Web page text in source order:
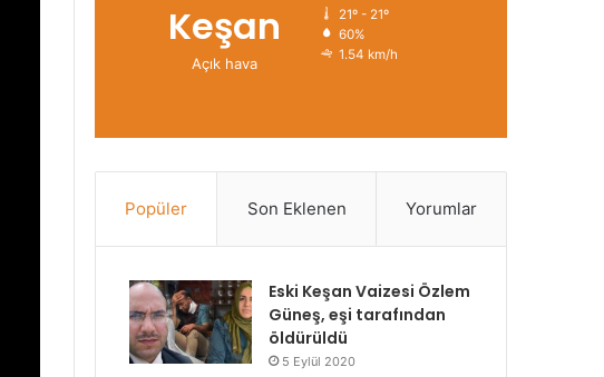
Keşan
Açık hava
21º - 21º
60%
1.54 km/h
Popüler Son Eklenen Yorumlar
Eski Keşan Vaizesi Özlem
Güneş, eşi tarafından
öldürüldü
5 Eylül 2020